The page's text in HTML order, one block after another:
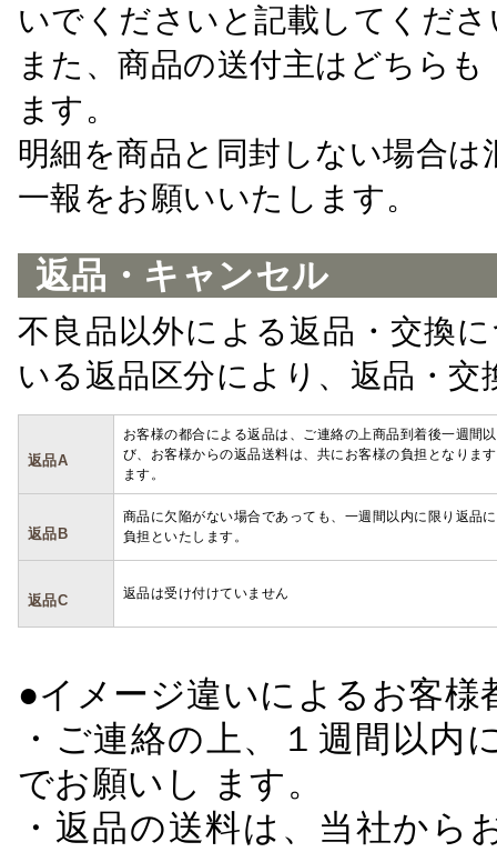
いでくださいと記載してくださ
また、商品の送付主はどちら
ます。
明細を商品と同封しない場合
一報をお願いいたします。
返品・キャンセル
不良品以外による返品・交換
いる返品区分により、返品・
返品A
お客様の都合による返品は、ご連絡の上商品到着後一週間
び、お客様からの返品送料は、共にお客様の負担となりま
ます。
返品B
商品に欠陥がない場合であっても、一週間以内に限り返品
負担といたします。
返品C 返品は受け付けていません
●イメージ違いによるお客
・ご連絡の上、１週間以
でお願いし ます。
・返品の送料は、当社か